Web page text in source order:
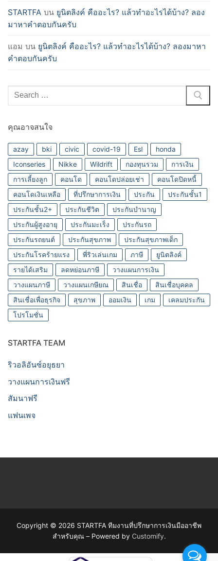
STARTFA บน ยูนิตลิงค์ คืออะไร? แล้วทำอะไรได้บ้าง? ลอง
มาหาคำตอบกันครับ
แอม บน ยูนิตลิงค์ คืออะไร? แล้วทำอะไรได้บ้าง? ลองมาหา
คำตอบกันครับ
Search
for:
คุณอาจสนใจ
azay bki civic covid-19 Esl
honda
Iconseries
Nikke Wildrift กองทุนรวม
การเงิน
การเลี้ยงลูก
คอนโด คอนโดปล่อยเช่า
คอนโดปิดหนี้
คอนโดเงินเหลือ
ที่ปรึกษาการเงิน ประกัน
ประกันชั้น1
ประกันชั้น2+
ประกันชีวิต
ประกันบำนาญ
ประกันผู้สูงอายุ
ประกันมะเร็ง
ประกันรถ
ประกันรถยนต์
ประกันสุขภาพ
ประกันสุขภาพเด็ก
ประกันโรคร้ายแรง
พี่ริวเล่นเกม ภาษี
ยูนิตลิงค์
รายได้เสริม
ลดหย่อนภาษี
วางแผนการเงิน
วางแผนภาษี
วางแผนเกษียณ สินเชื่อ
สินเชื่อบุคคล
สินเชื่อเพื่อธุรกิจ
สุขภาพ ออมเงิน เกม
เคลมประกัน
โปรโมชั่น
STARTFA TEAM
ริวอลิอันซ์อยุธยา
วางแผนการเงินฟรี
สัมนาฟรี
แฟนเพจ
Copyright © 2026 STARTFA ทีมงานที่ปรึกษาการเงินมืออาชีพ
สำหรับคุณ – Powered by Customify.